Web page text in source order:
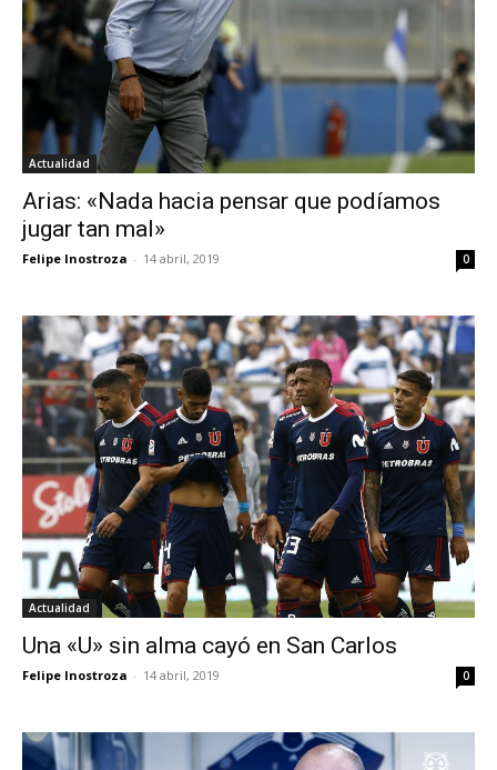
Actualidad
Arias: «Nada hacia pensar que podíamos
jugar tan mal»
Felipe Inostroza - 14 abril, 2019 0
Actualidad
Una «U» sin alma cayó en San Carlos
Felipe Inostroza - 14 abril, 2019 0